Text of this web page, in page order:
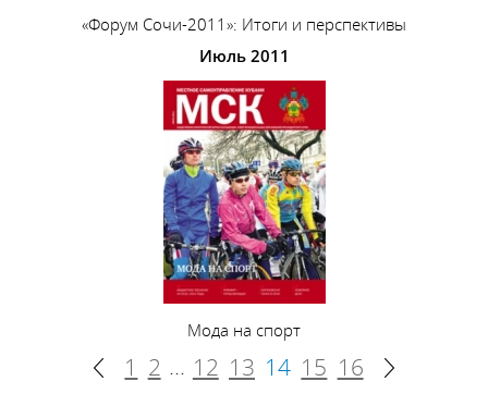
«Форум Сочи-2011»: Итоги и перспективы
Июль 2011
Мода на спорт
1 2 12 13 14 15 16